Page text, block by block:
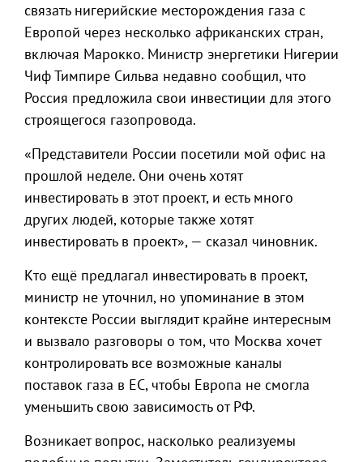
связать нигерийские месторождения газа с
Европой через несколько африканских стран,
включая Марокко. Министр энергетики Нигерии
Чиф Тимпире Сильва недавно сообщил, что
Россия предложила свои инвестиции для этого
строящегося газопровода.
«Представители России посетили мой офис на
прошлой неделе. Они очень хотят
инвестировать в этот проект, и есть много
других людей, которые также хотят
инвестировать в проект», — сказал чиновник.
Кто ещё предлагал инвестировать в проект,
министр не уточнил, но упоминание в этом
контексте России выглядит крайне интересным
и вызвало разговоры о том, что Москва хочет
контролировать все возможные каналы
поставок газа в ЕС, чтобы Европа не смогла
уменьшить свою зависимость от РФ.
Возникает вопрос, насколько реализуемы